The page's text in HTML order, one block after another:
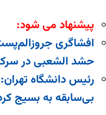
پیشنهاد می شود:
افشاگری
حشد الشعبی در
رئیس دانشگاه
بی‌سابقه به بسیج